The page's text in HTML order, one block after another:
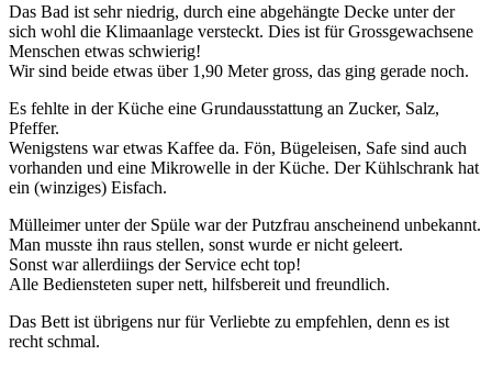
Das Bad ist sehr niedrig, durch eine abgehängte Decke unter der
sich wohl die Klimaanlage versteckt. Dies ist für Grossgewachsene
Menschen etwas schwierig!
Wir sind beide etwas über 1,90 Meter gross, das ging gerade noch.
Es fehlte in der Küche eine Grundausstattung an Zucker, Salz,
Pfeffer.
Wenigstens war etwas Kaffee da. Fön, Bügeleisen, Safe sind auch
vorhanden und eine Mikrowelle in der Küche. Der Kühlschrank hat
ein (winziges) Eisfach.
Mülleimer unter der Spüle war der Putzfrau anscheinend unbekannt.
Man musste ihn raus stellen, sonst wurde er nicht geleert.
Sonst war allerdiings der Service echt top!
Alle Bediensteten super nett, hilfsbereit und freundlich.
Das Bett ist übrigens nur für Verliebte zu empfehlen, denn es ist
recht schmal.